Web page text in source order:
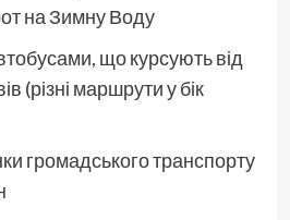
на Зимну Воду
що курсують від
(різні маршрути у бік
громадського транспорту